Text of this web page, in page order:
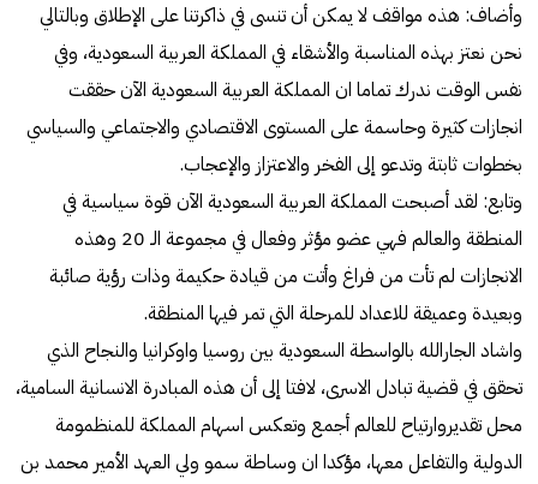
وأضاف: هذه مواقف لا يمكن أن تنسى في ذاكرتنا على الإطلاق وبالتالي
نحن نعتز بهذه المناسبة والأشقاء في المملكة العربية السعودية، وفي
نفس الوقت ندرك تماما ان المملكة العربية السعودية الآن حققت
انجازات كثيرة وحاسمة على المستوى الاقتصادي والاجتماعي والسياسي
بخطوات ثابتة وتدعو إلى الفخر والاعتزاز والإعجاب.
وتابع: لقد أصبحت المملكة العربية السعودية الآن قوة سياسية في
المنطقة والعالم فهي عضو مؤثر وفعال في مجموعة الـ 20 وهذه
الانجازات لم تأت من فراغ وأتت من قيادة حكيمة وذات رؤية صائبة
وبعيدة وعميقة للاعداد للمرحلة التي تمر فيها المنطقة.
واشاد الجارالله بالواسطة السعودية بين روسيا واوكرانيا والنجاح الذي
تحقق في قضية تبادل الاسرى، لافتا إلى أن هذه المبادرة الانسانية السامية،
محل تقديروارتياح للعالم أجمع وتعكس اسهام المملكة للمنظمومة
الدولية والتفاعل معها، مؤكدا ان وساطة سمو ولي العهد الأمير محمد بن